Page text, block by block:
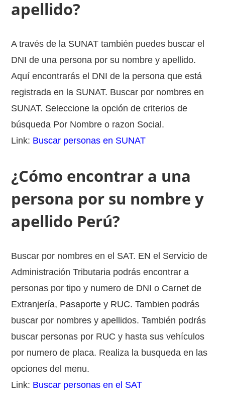
apellido?
A través de la SUNAT también puedes buscar el
DNI de una persona por su nombre y apellido.
Aquí encontrarás el DNI de la persona que está
registrada en la SUNAT. Buscar por nombres en
SUNAT. Seleccione la opción de criterios de
búsqueda Por Nombre o razon Social.
Link: Buscar personas en SUNAT
¿Cómo encontrar a una
persona por su nombre y
apellido Perú?
Buscar por nombres en el SAT. EN el Servicio de
Administración Tributaria podrás encontrar a
personas por tipo y numero de DNI o Carnet de
Extranjería, Pasaporte y RUC. Tambien podrás
buscar por nombres y apellidos. También podrás
buscar personas por RUC y hasta sus vehículos
por numero de placa. Realiza la busqueda en las
opciones del menu.
Link: Buscar personas en el SAT